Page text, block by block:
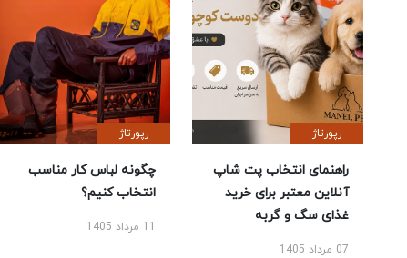
رپورتاژ
راهنمای انتخاب پت شاپ
آنلاین معتبر برای خرید
غذای سگ و گربه
07 مرداد 1405
رپورتاژ
چگونه لباس کار مناسب
انتخاب کنیم؟
11 مرداد 1405